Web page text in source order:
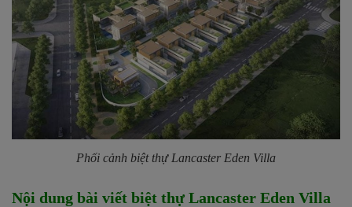
Phối cảnh biệt thự Lancaster Eden Villa
Nội dung bài viết biệt thự Lancaster Eden Villa